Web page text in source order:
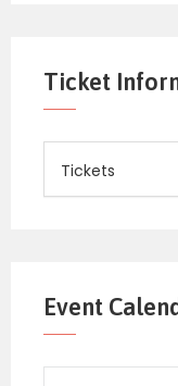
Ticket
Tickets
Event